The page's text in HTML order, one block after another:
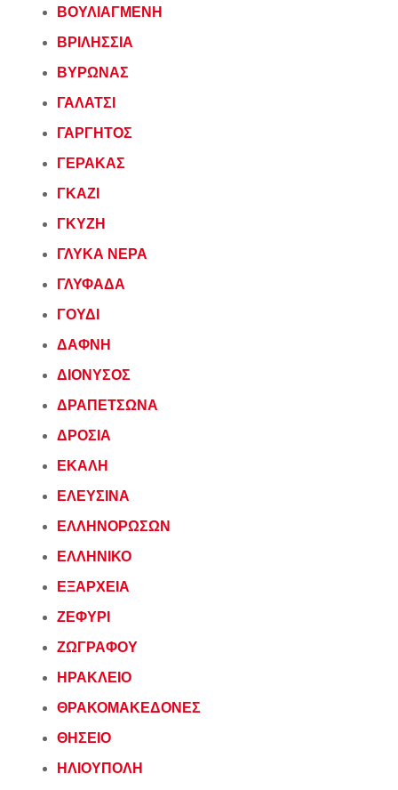
ΒΟΥΛΙΑΓΜΕΝΗ
ΒΡΙΛΗΣΣΙΑ
ΒΥΡΩΝΑΣ
ΓΑΛΑΤΣΙ
ΓΑΡΓΗΤΟΣ
ΓΕΡΑΚΑΣ
ΓΚΑΖΙ
ΓΚΥΖΗ
ΓΛΥΚΑ ΝΕΡΑ
ΓΛΥΦΑΔΑ
ΓΟΥΔΙ
ΔΑΦΝΗ
ΔΙΟΝΥΣΟΣ
ΔΡΑΠΕΤΣΩΝΑ
ΔΡΟΣΙΑ
ΕΚΑΛΗ
ΕΛΕΥΣΙΝΑ
ΕΛΛΗΝΟΡΩΣΩΝ
ΕΛΛΗΝΙΚΟ
ΕΞΑΡΧΕΙΑ
ΖΕΦΥΡΙ
ΖΩΓΡΑΦΟΥ
ΗΡΑΚΛΕΙΟ
ΘΡΑΚΟΜΑΚΕΔΟΝΕΣ
ΘΗΣΕΙΟ
ΗΛΙΟΥΠΟΛΗ